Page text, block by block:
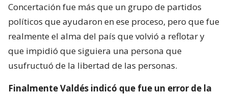
Concertación fue más que un grupo de partidos
políticos que ayudaron en ese proceso, pero que fue
realmente el alma del país que volvió a reflotar y
que impidió que siguiera una persona que
usufructuó de la libertad de las personas.
Finalmente Valdés indicó que fue un error de la